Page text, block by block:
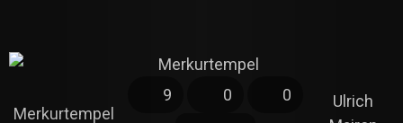
Merkurtempel
9 0
0
Ulrich